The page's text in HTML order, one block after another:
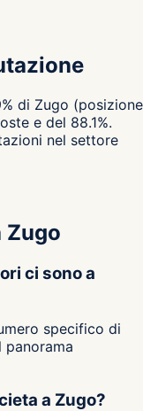
di Zugo (posizione
e del 88.1%.
nel settore
Zugo
ci sono a
specifico di
panorama
a Zugo?